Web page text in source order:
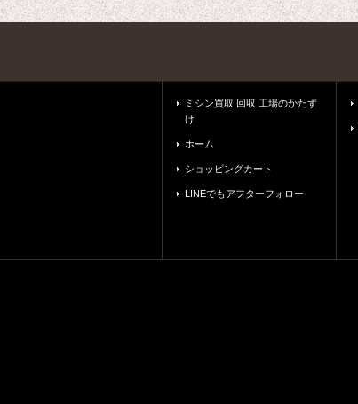
ミシン買取 回収 工場のかたず
け
ホーム
ショッピングカート
LINEでもアフターフォロー